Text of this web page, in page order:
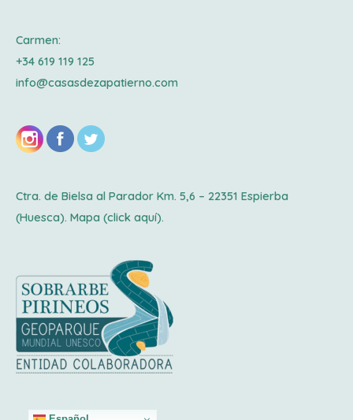
Carmen:
+34 619 119 125
info@casasdezapatierno.com
Ctra. de Bielsa al Parador Km. 5,6 – 22351 Espierba
(Huesca). Mapa (click aquí).